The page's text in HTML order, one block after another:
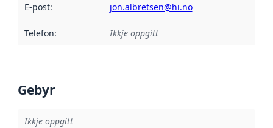
E-post: jon.albretsen@hi.no
Telefon: Ikkje oppgitt
Gebyr
Ikkje oppgitt